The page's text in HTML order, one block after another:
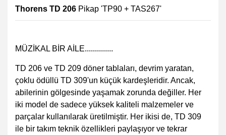
Thorens TD 206 Pikap 'TP90 + TAS267'
MÜZİKAL BİR AİLE..............
TD 206 ve TD 209 döner tablaları, devrim yaratan,
çoklu ödüllü TD 309'un küçük kardeşleridir. Ancak,
abilerinin gölgesinde yaşamak zorunda değiller. Her
iki model de sadece yüksek kaliteli malzemeler ve
parçalar kullanılarak üretilmiştir. Her ikisi de, TD 309
ile bir takım teknik özellikleri paylaşıyor ve tekrar